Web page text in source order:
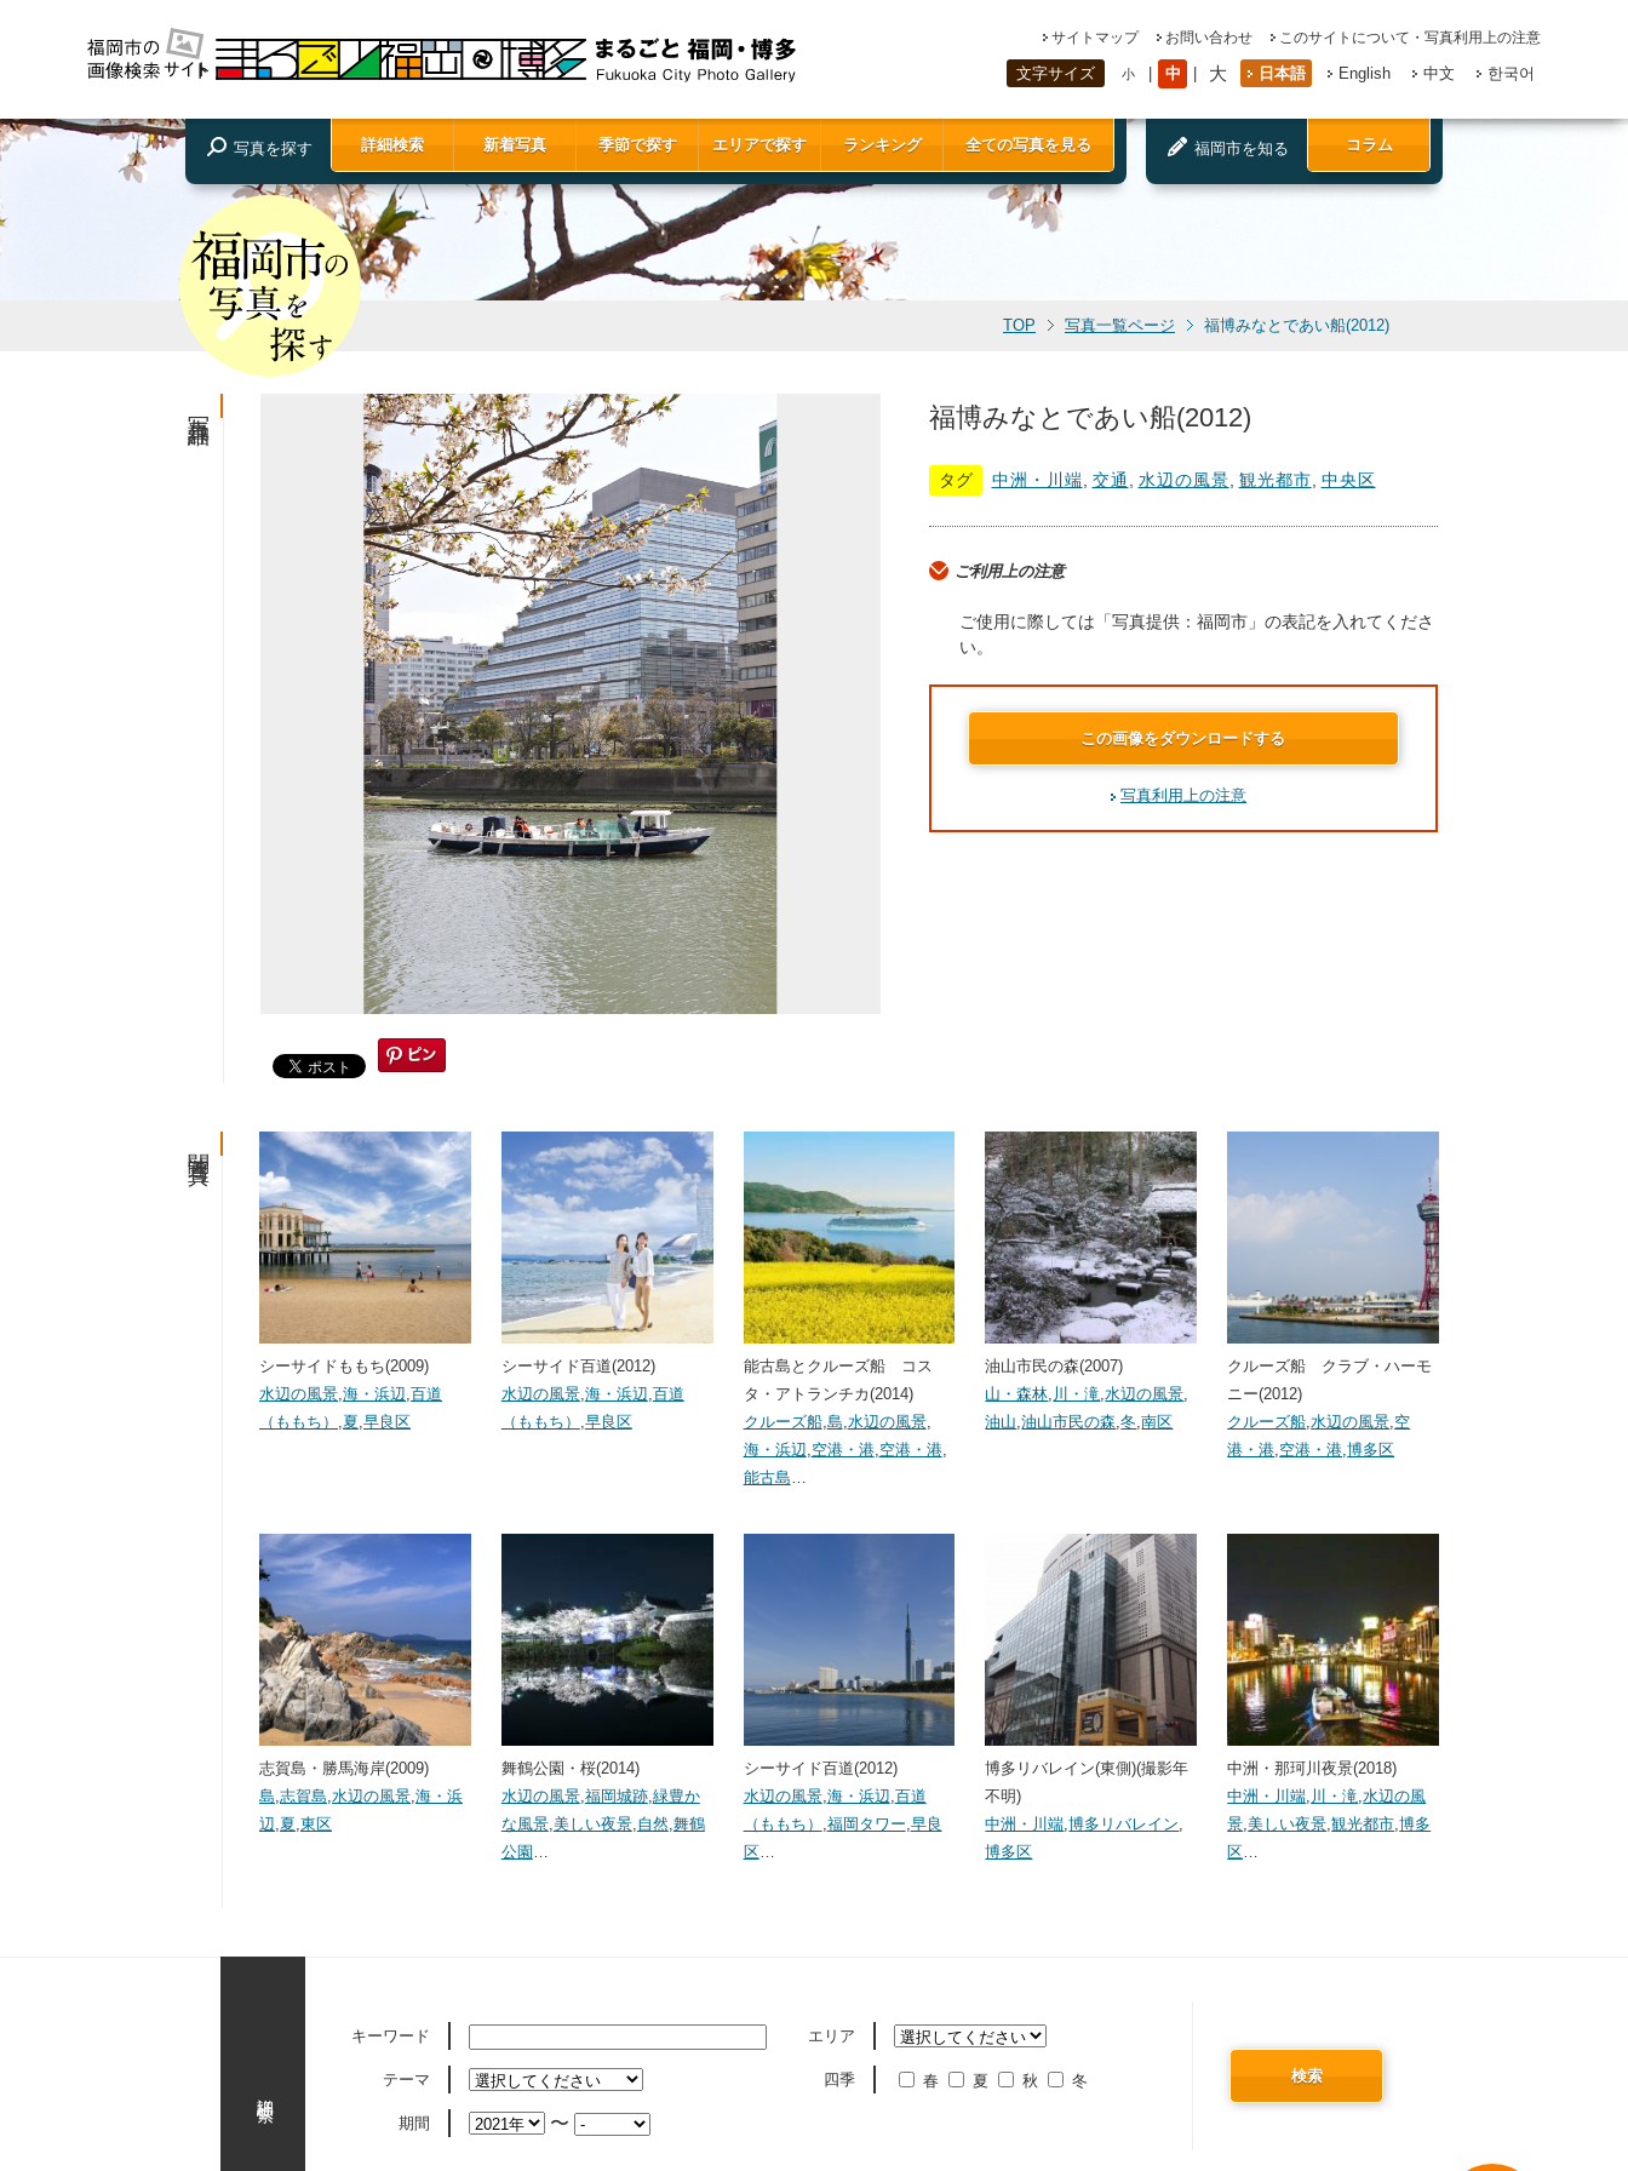
サイトマップ お問い合わせ このサイトについて・写真利用上の注意
文字サイズ 小 中 大 日本語 English 中文 한국어
写真を探す 詳細検索 新着写真 季節で探す エリアで探す ランキング 全ての写真を見る 福岡市を知る コラム
TOP 写真一覧ページ 福博みなとであい船(2012)
福博みなとであい船(2012)
タグ 中洲・川端 交通 水辺の風景 観光都市 中央区
ご利用上の注意
ご使用に際しては「写真提供：福岡市」の表記を入れてくださ
い。
この画像をダウンロードする
写真利用上の注意
シーサイドももち(2009)
水辺の風景 海・浜辺 百道
（ももち）
夏 早良区
シーサイド百道(2012)
水辺の風景, 海・浜辺 百道
（ももち）
早良区
能古島とクルーズ船 コス
タ・アトランチカ(2014)
クルーズ船, 島 水辺の風景,
海・浜辺 空港・港, 空港・港,
能古島
油山市民の森(2007)
山・森林 川・滝 ,水辺の風景
油山 ,油山市民の森 ,冬 ,南区
クルーズ船 クラブ・ハーモ
ニー(2012)
クルーズ船 ,水辺の風景 空
港・港 空港・港 ,博多区
志賀島・勝馬海岸(2009)
島 志賀島 水辺の風景 海・浜
辺 夏 東区
舞鶴公園・桜(2014)
水辺の風景, 福岡城跡, 緑豊か
な風景, 美しい夜景, 自然, 舞鶴
公園
シーサイド百道(2012)
水辺の風景, 海・浜辺 百道
（ももち）
福岡タワー 早良
区…
博多リバレイン(東側)(撮影年
不明)
中洲・川端 ,博多リバレイン
博多区
中洲・那珂川夜景(2018)
中洲・川端 川・滝 ,水辺の風
景 ,美しい夜景 ,観光都市 ,博多
区
キーワード エリア
テーマ 四季 春 夏 秋 冬
期間 〜
検索